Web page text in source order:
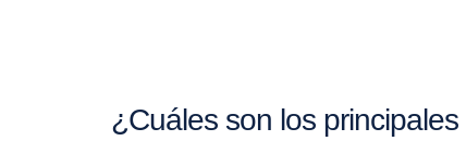
¿Cuáles son los